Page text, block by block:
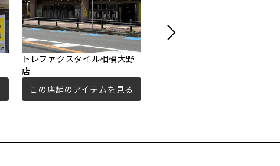
トレファクスタイル相模大野
店
この店舗のアイテムを見る